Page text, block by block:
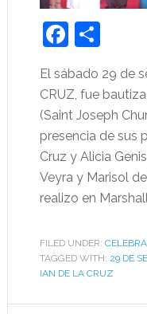
El sábado 29 de
CRUZ, fue
(Saint Joseph
presencia de sus
Cruz y Alicia
Veyra y Marisol
realizo en
FILED UNDER:
TAGGED WITH: 29 DE
IAN DE LA CRUZ